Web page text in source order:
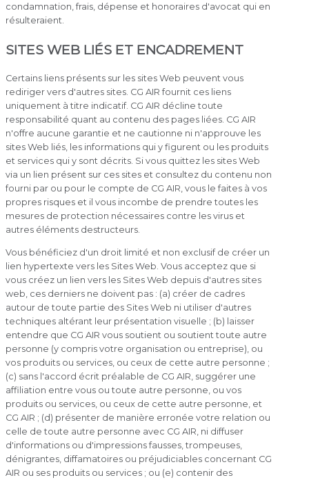
condamnation, frais, dépense et honoraires d'avocat qui en
résulteraient.
SITES WEB LIÉS ET ENCADREMENT
Certains liens présents sur les sites Web peuvent vous
rediriger vers d'autres sites. CG AIR fournit ces liens
uniquement à titre indicatif. CG AIR décline toute
responsabilité quant au contenu des pages liées. CG AIR
n'offre aucune garantie et ne cautionne ni n'approuve les
sites Web liés, les informations qui y figurent ou les produits
et services qui y sont décrits. Si vous quittez les sites Web
via un lien présent sur ces sites et consultez du contenu non
fourni par ou pour le compte de CG AIR, vous le faites à vos
propres risques et il vous incombe de prendre toutes les
mesures de protection nécessaires contre les virus et
autres éléments destructeurs.
Vous bénéficiez d'un droit limité et non exclusif de créer un
lien hypertexte vers les Sites Web. Vous acceptez que si
vous créez un lien vers les Sites Web depuis d'autres sites
web, ces derniers ne doivent pas : (a) créer de cadres
autour de toute partie des Sites Web ni utiliser d'autres
techniques altérant leur présentation visuelle ; (b) laisser
entendre que CG AIR vous soutient ou soutient toute autre
personne (y compris votre organisation ou entreprise), ou
vos produits ou services, ou ceux de cette autre personne ;
(c) sans l'accord écrit préalable de CG AIR, suggérer une
affiliation entre vous ou toute autre personne, ou vos
produits ou services, ou ceux de cette autre personne, et
CG AIR ; (d) présenter de manière erronée votre relation ou
celle de toute autre personne avec CG AIR, ni diffuser
d'informations ou d'impressions fausses, trompeuses,
dénigrantes, diffamatoires ou préjudiciables concernant CG
AIR ou ses produits ou services ; ou (e) contenir des